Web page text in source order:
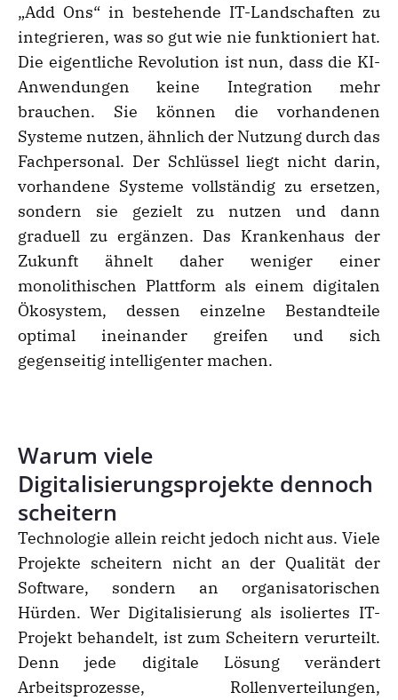
„Add Ons“ in bestehende IT-Landschaften zu
integrieren, was so gut wie nie funktioniert hat.
Die eigentliche Revolution ist nun, dass die KI-
Anwendungen keine Integration mehr
brauchen. Sie können die vorhandenen
Systeme nutzen, ähnlich der Nutzung durch das
Fachpersonal. Der Schlüssel liegt nicht darin,
vorhandene Systeme vollständig zu ersetzen,
sondern sie gezielt zu nutzen und dann
graduell zu ergänzen. Das Krankenhaus der
Zukunft ähnelt daher weniger einer
monolithischen Plattform als einem digitalen
Ökosystem, dessen einzelne Bestandteile
optimal ineinander greifen und sich
gegenseitig intelligenter machen.
Warum viele
Digitalisierungsprojekte dennoch
scheitern
Technologie allein reicht jedoch nicht aus. Viele
Projekte scheitern nicht an der Qualität der
Software, sondern an organisatorischen
Hürden. Wer Digitalisierung als isoliertes IT-
Projekt behandelt, ist zum Scheitern verurteilt.
Denn jede digitale Lösung verändert
Arbeitsprozesse, Rollenverteilungen,